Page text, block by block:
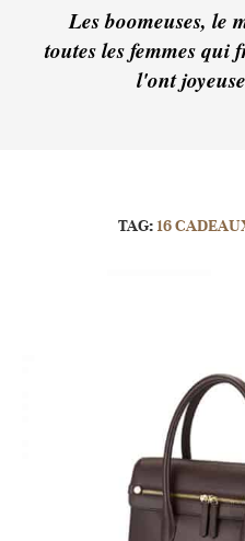
Les boomeuses, le
toutes les femmes
l'ont
TAG: 16